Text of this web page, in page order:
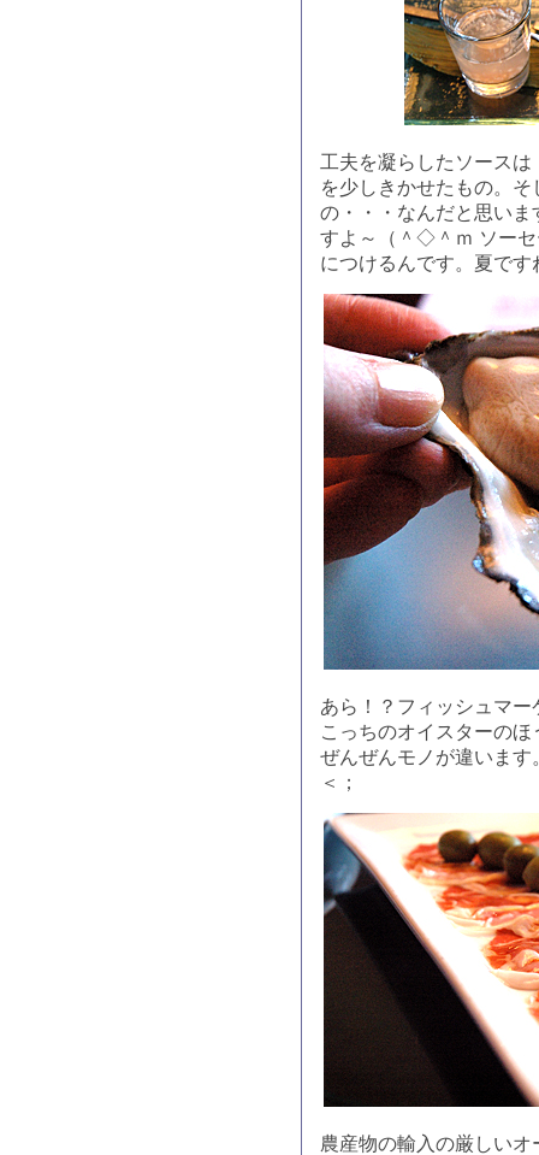
工夫を凝らしたソース
を少しきかせたもの。
の・・・なんだと思い
すよ～（＾◇＾ｍ ソー
につけるんです。夏です
あら！？フィッシュマ
こっちのオイスターの
ぜんぜんモノが違いま
＜；
農産物の輸入の厳しい